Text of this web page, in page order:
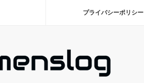
プライバシーポリシー